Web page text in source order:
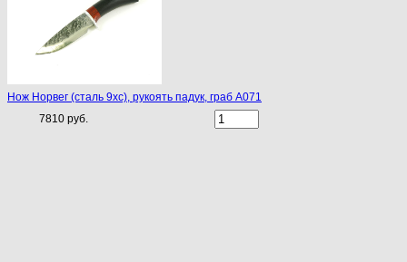
Нож Норвег (сталь 9хс), рукоять падук, граб A071
7810 руб.